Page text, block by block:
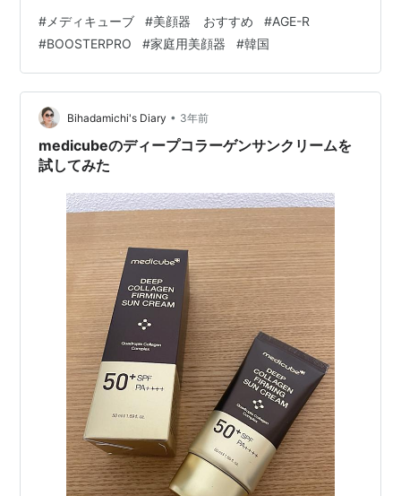
わずに試せる”というアプリで 電気バリブラシをレンタル
したことがあったんですが、こちらも好きだった 気持
ち、引き締まるよね～！ちょっとすっきりするよね～の
レベルでした。 こんなやつ↓ でも、お高くて10万は超え
る・・・ もちろん庶民には手が届きにくいのです泣 美容
健康 ダイエット…
#メディキューブ #美顔器 おすすめ #AGE-R
#BOOSTERPRO #家庭用美顔器 #韓国
Bihadamichi's Diary • 3年前
medicubeのディープコラーゲンサンクリームを
試してみた